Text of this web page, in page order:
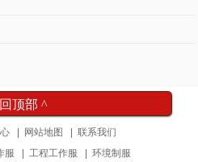
重庆客服春
顶部 ^
| 网站地图 | 联系我们
服 | 工程工作服 | 环境制服